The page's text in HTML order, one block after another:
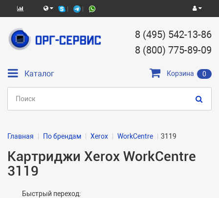
8 (495) 542-13-86
8 (800) 775-89-09
Каталог Корзина 0
Главная По брендам Xerox WorkCentre 3119
Картриджи Xerox WorkCentre
3119
Быстрый переход: